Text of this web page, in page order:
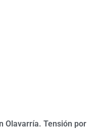
Olavarría. Tensión por